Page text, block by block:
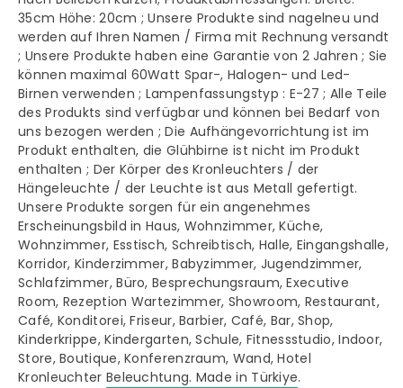
35cm Höhe: 20cm ; Unsere Produkte sind nagelneu und
werden auf Ihren Namen / Firma mit Rechnung versandt
; Unsere Produkte haben eine Garantie von 2 Jahren ; Sie
können maximal 60Watt Spar-, Halogen- und Led-
Birnen verwenden ; Lampenfassungstyp : E-27 ; Alle Teile
des Produkts sind verfügbar und können bei Bedarf von
uns bezogen werden ; Die Aufhängevorrichtung ist im
Produkt enthalten, die Glühbirne ist nicht im Produkt
enthalten ; Der Körper des Kronleuchters / der
Hängeleuchte / der Leuchte ist aus Metall gefertigt.
Unsere Produkte sorgen für ein angenehmes
Erscheinungsbild in Haus, Wohnzimmer, Küche,
Wohnzimmer, Esstisch, Schreibtisch, Halle, Eingangshalle,
Korridor, Kinderzimmer, Babyzimmer, Jugendzimmer,
Schlafzimmer, Büro, Besprechungsraum, Executive
Room, Rezeption Wartezimmer, Showroom, Restaurant,
Café, Konditorei, Friseur, Barbier, Café, Bar, Shop,
Kinderkrippe, Kindergarten, Schule, Fitnessstudio, Indoor,
Store, Boutique, Konferenzraum, Wand, Hotel
Kronleuchter Beleuchtung. Made in Türkiye.